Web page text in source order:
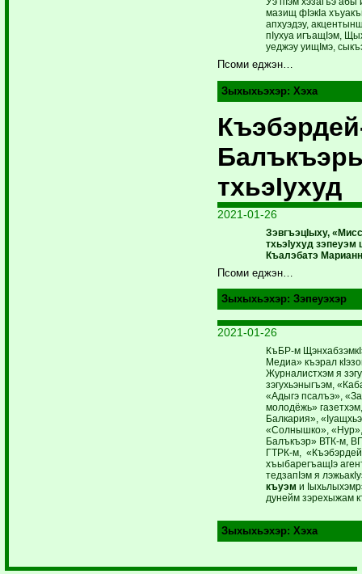
мазищ фIэкIа
апхуэдэу,
пIухуа игъащIэм,
уеджэу уищIмэ,
Псоми еджэн…
Зыхыхьэхэр:Хэха
тхьэIухуд
2021-01-26
ЗэвгъэцIыху,
тхьэIухуд
Къалэбатэ
Псоми еджэн…
Зыхыхьэхэр:Зэпеуэхэр
2021-01-26
КъБР-м
Медиа» къэрал
Журналистхэм я
зэгухьэныгъэм,
«Адыгэ псалъэ»,
молодёжь»
Балкария»,
«Солнышко»,
Балъкъэр» ВТК-м,
ГТРК-м,
хъыбарегъащIэ
тедзапIэм я
къуэм и
дунейм зэрехыжам
Зыхыхьэхэр:Хэха